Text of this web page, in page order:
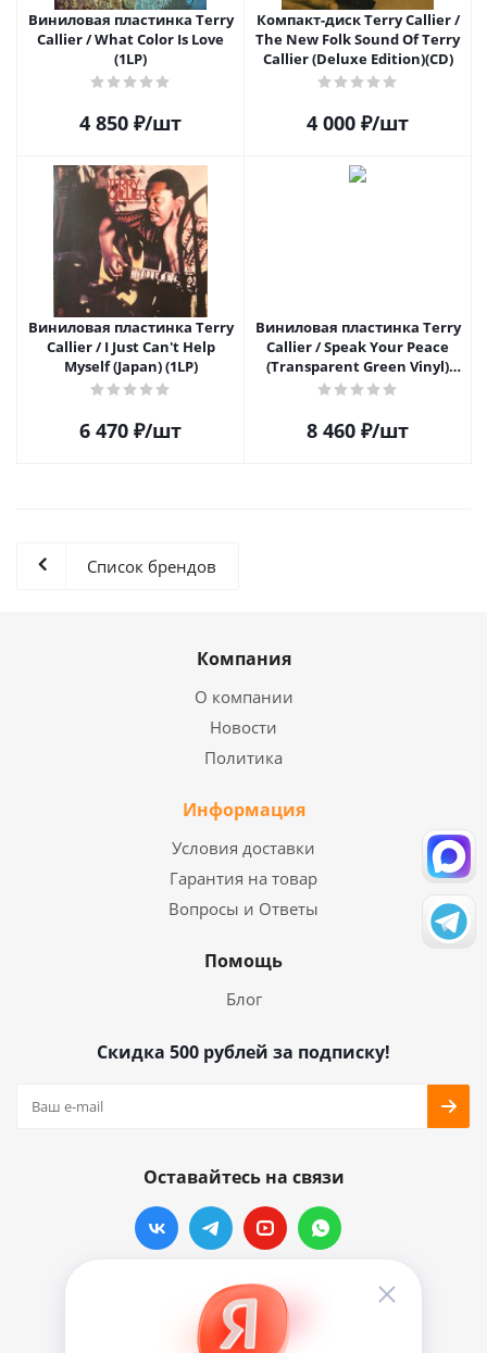
Виниловая пластинка Terry
Callier / What Color Is Love
(1LP)
4 850 ₽/шт
Компакт-диск Terry Callier /
The New Folk Sound Of Terry
Callier (Deluxe Edition)(CD)
4 000 ₽/шт
Виниловая пластинка Terry
Callier / I Just Can't Help
Myself (Japan) (1LP)
6 470 ₽/шт
Виниловая пластинка Terry
Callier / Speak Your Peace
(Transparent Green Vinyl)
(Rsd 2023) (1LP)
8 460 ₽/шт
Список брендов
Компания
О компании
Новости
Политика
Информация
Условия доставки
Гарантия на товар
Вопросы и Ответы
Помощь
Блог
Скидка 500 рублей за подписку!
Оставайтесь на связи
Наши контакты
info@vinylmarkt.ru